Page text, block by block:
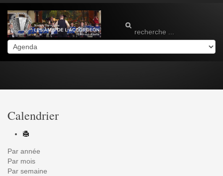
Calendrier
Par année
Par mois
Par semaine